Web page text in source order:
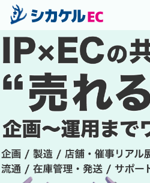
IP×ECの共同企
る”を実現。 企
ンストップ
企画 / 製造 / 店舗
展開 / EC / 流通 /
送 / サポート対応